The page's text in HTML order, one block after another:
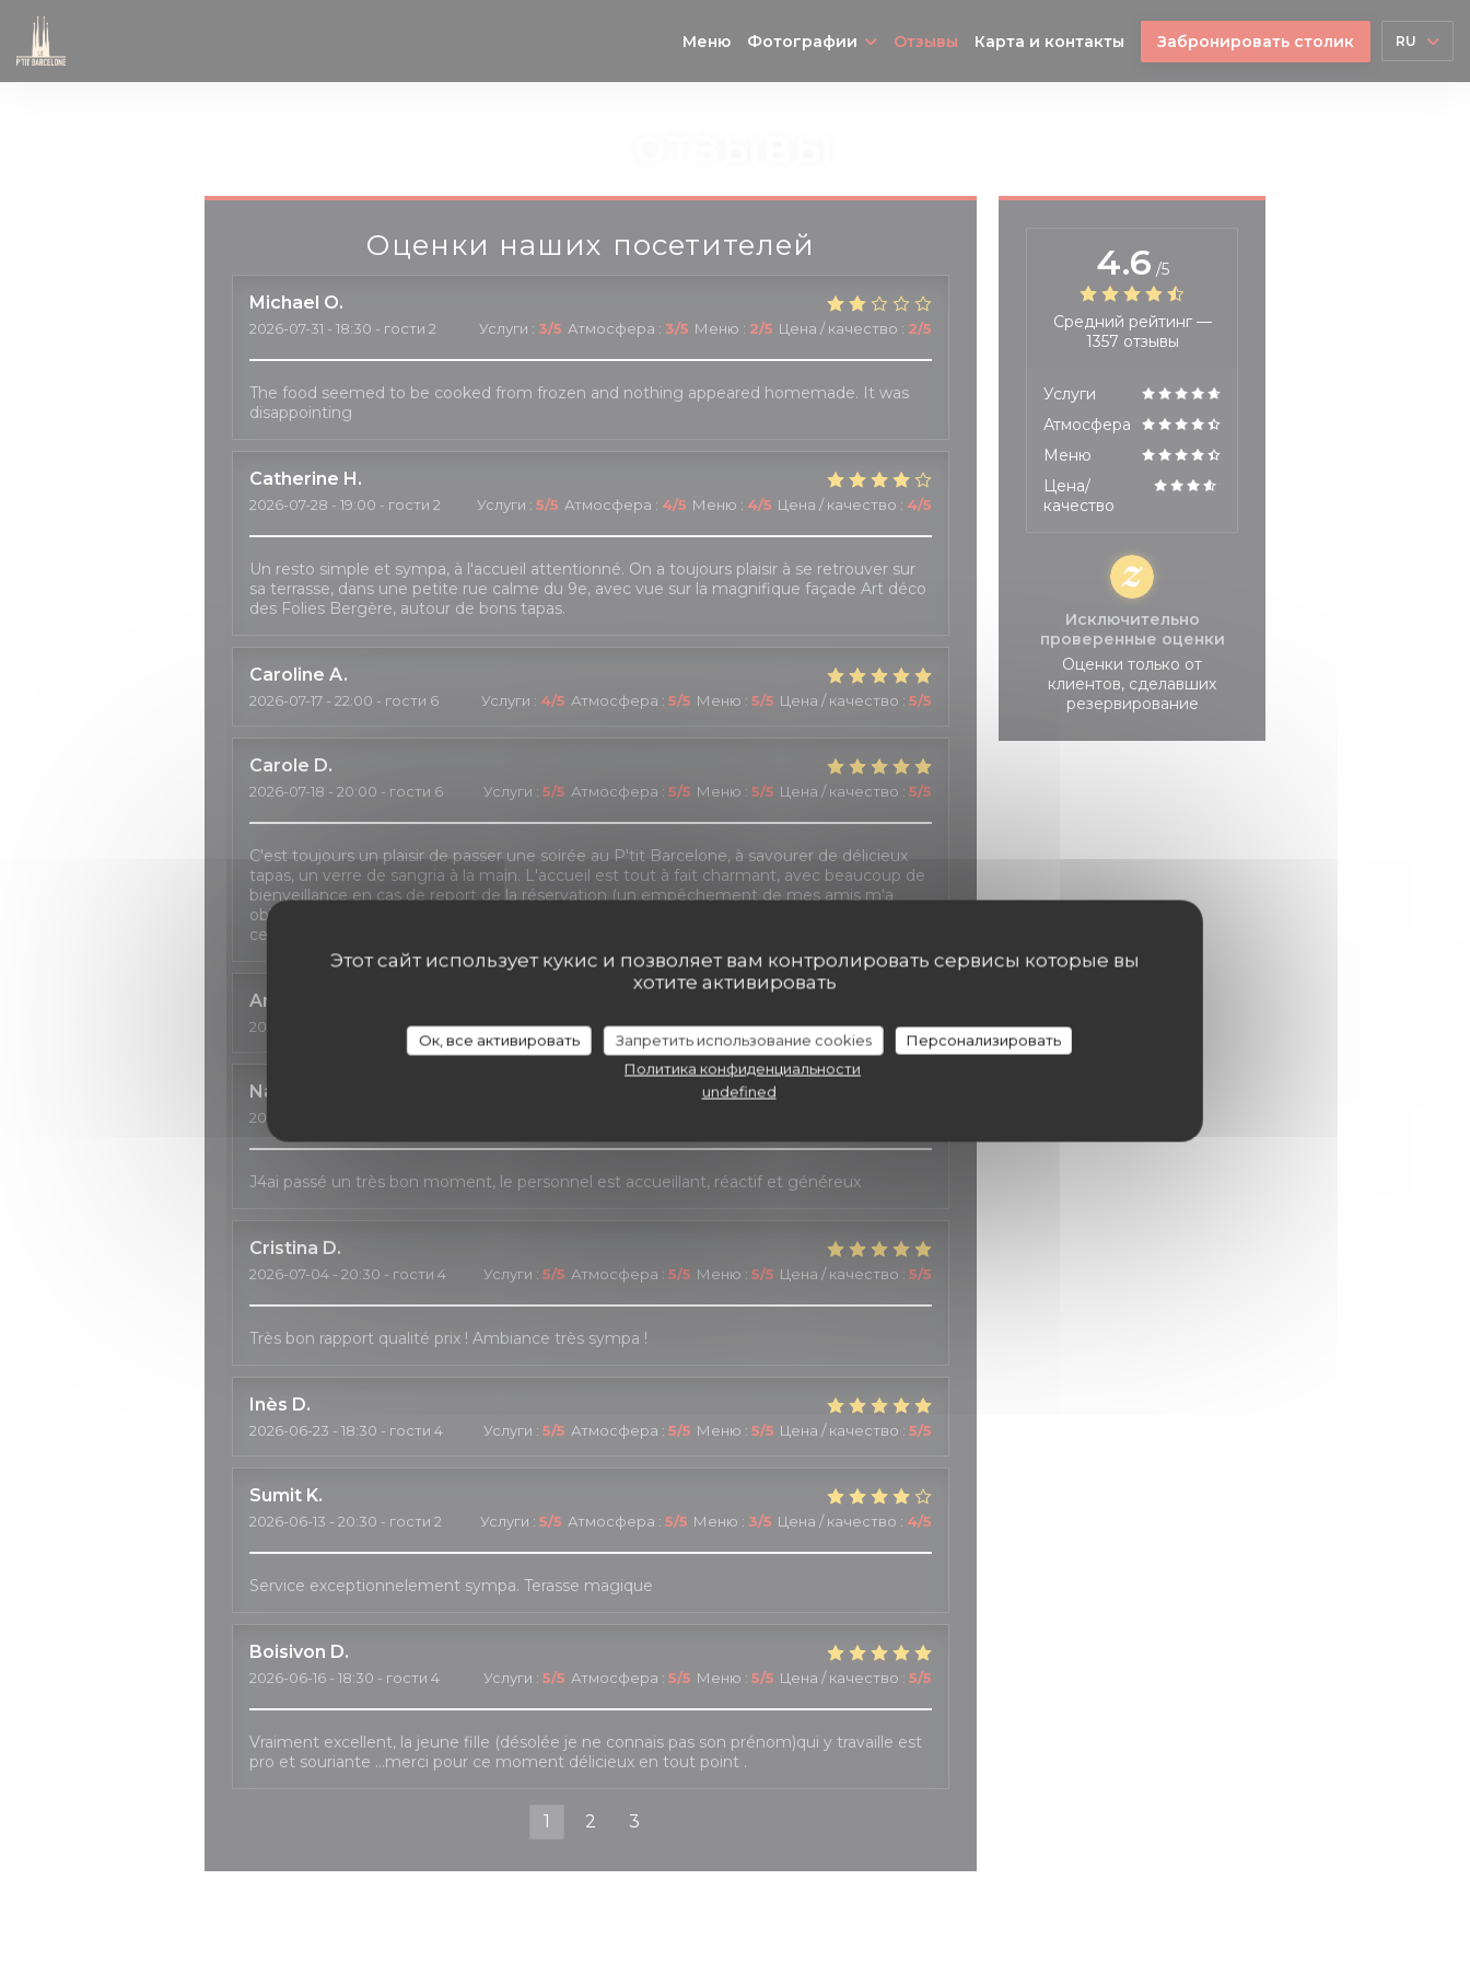
Этот сайт использует кукис и позволяет вам контролировать сервисы которые вы
хотите активировать
Ок, все активировать Запретить использование cookies
Персонализировать
Политика конфиденциальности
undefined
Меню Фотографии Отзывы Карта и контакты Забронировать столик RU
Оценки наших посетителей
Michael O
2026-07-31 - 18:30 - гости 2 Услуги : 3/5 Атмосфера : 3/5 Меню : 2/5 Цена / качество : 2/5
The food seemed to be cooked from frozen and nothing appeared homemade. It was
disappointing
Catherine H
2026-07-28 - 19:00 - гости 2 Услуги : 5/5 Атмосфера : 4/5 Меню : 4/5 Цена / качество : 4/5
Un resto simple et sympa, à l'accueil attentionné. On a toujours plaisir à se retrouver sur
sa terrasse, dans une petite rue calme du 9e, avec vue sur la magnifique façade Art déco
des Folies Bergère, autour de bons tapas.
Caroline A
2026-07-17 - 22:00 - гости 6 Услуги : 4/5 Атмосфера : 5/5 Меню : 5/5 Цена / качество : 5/5
Carole D
2026-07-18 - 20:00 - гости 6 Услуги : 5/5 Атмосфера : 5/5 Меню : 5/5 Цена / качество : 5/5
C'est toujours un plaisir de passer une soirée au P'tit Barcelone, à savourer de délicieux
tapas, un verre de sangria à la main. L'accueil est tout à fait charmant, avec beaucoup de
bienveillance en cas de report de la réservation (un empêchement de mes amis m'a
obligé à décaler le dîner à deux reprises). Il faut toutefois veiller à actualiser le site,
certaines formules n'étant plus proposées. Mais c'est un détail !
Anne
2026-07-11 - 18:30 - гости 3 Услуги:4/5 Атмосфера:5/5 Меню:5/5 Цена / качество:5/5
Natalia
2026-07-04
J4ai passé un très bon moment, le personnel est accueillant, réactif et généreux
Cristina D
2026-07-04 - 20:30 - гости 4 Услуги : 5/5 Атмосфера : 5/5 Меню : 5/5 Цена / качество : 5/5
Très bon rapport qualité prix ! Ambiance très sympa !
Inès D
2026-06-23 - 18:30 - гости 4 Услуги : 5/5 Атмосфера : 5/5 Меню : 5/5 Цена / качество : 5/5
Sumit K
2026-06-13 - 20:30 - гости 2 Услуги : 5/5 Атмосфера : 5/5 Меню : 3/5 Цена / качество : 4/5
Service exceptionnelement sympa. Terasse magique
Boisivon D
2026-06-16 - 18:30 - гости 4 Услуги : 5/5 Атмосфера : 5/5 Меню : 5/5 Цена / качество : 5/5
Vraiment excellent, la jeune fille (désolée je ne connais pas son prénom)qui y travaille est
pro et souriante …merci pour ce moment délicieux en tout point .
1 2 3
4.6 /5
Средний рейтинг —
1357 отзывы
Услуги
Атмосфера
Меню
Цена/
качество
Исключительно
проверенные оценки
Оценки только от
клиентов, сделавших
резервирование